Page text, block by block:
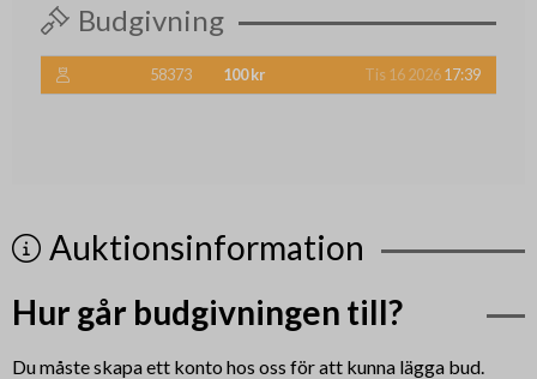
Budgivning
58373 100 kr Tis 16 202617:39
Auktionsinformation
Hur går budgivningen till?
Du måste skapa ett konto hos oss för att kunna lägga bud.